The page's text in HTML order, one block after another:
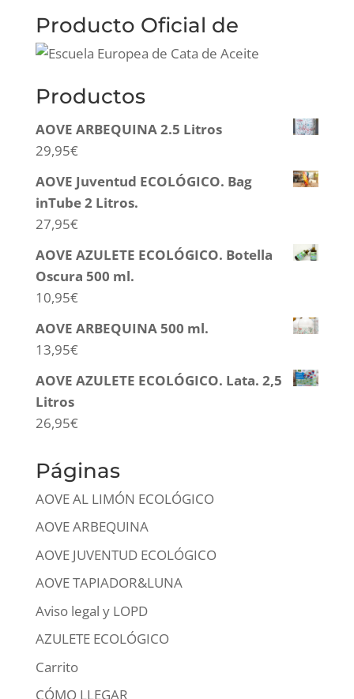
Producto Oficial de
Productos
AOVE ARBEQUINA 2.5 Litros
29,95€
AOVE Juventud ECOLÓGICO. Bag
inTube 2 Litros.
27,95€
AOVE AZULETE ECOLÓGICO. Botella
Oscura 500 ml.
10,95€
AOVE ARBEQUINA 500 ml.
13,95€
AOVE AZULETE ECOLÓGICO. Lata. 2,5
Litros
26,95€
Páginas
AOVE AL LIMÓN ECOLÓGICO
AOVE ARBEQUINA
AOVE JUVENTUD ECOLÓGICO
AOVE TAPIADOR&LUNA
Aviso legal y LOPD
AZULETE ECOLÓGICO
Carrito
CÓMO LLEGAR